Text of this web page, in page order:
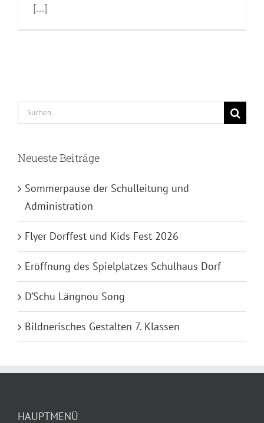
[...]
Suche
nach:
Neueste Beiträge
Sommerpause der Schulleitung und
Administration
Flyer Dorffest und Kids Fest 2026
Eröffnung des Spielplatzes Schulhaus Dorf
D’Schu Längnou Song
Bildnerisches Gestalten 7. Klassen
HAUPTMENÜ